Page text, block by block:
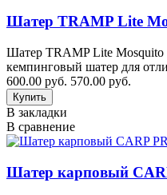
Шатер TRAMP Lite
Шатер TRAMP Lite Mosquito
кемпинговый шатер для
600.00 руб. 570.00 руб.
В закладки
В сравнение
Шатер карповый